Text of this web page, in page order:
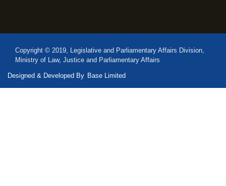
Copyright © 2019, Legislative and Parliamentary Affairs Division,
Ministry of Law, Justice and Parliamentary Affairs
Designed & Developed By Base Limited